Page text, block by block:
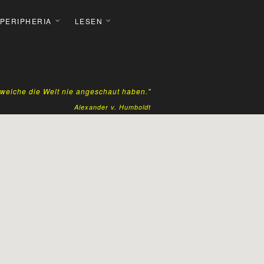
LESEN
die Welt nie angeschaut haben."
Alexander v. Humboldt